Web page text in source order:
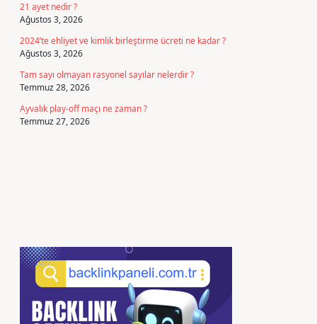
21 ayet nedir ?
Ağustos 3, 2026
2024’te ehliyet ve kimlik birleştirme ücreti ne kadar ?
Ağustos 3, 2026
Tam sayı olmayan rasyonel sayılar nelerdir ?
Temmuz 28, 2026
Ayvalık play-off maçı ne zaman ?
Temmuz 27, 2026